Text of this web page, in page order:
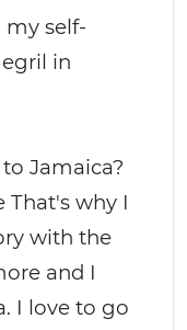
my self-
in
Jamaica?
That's why I
with the
and I
I love to go